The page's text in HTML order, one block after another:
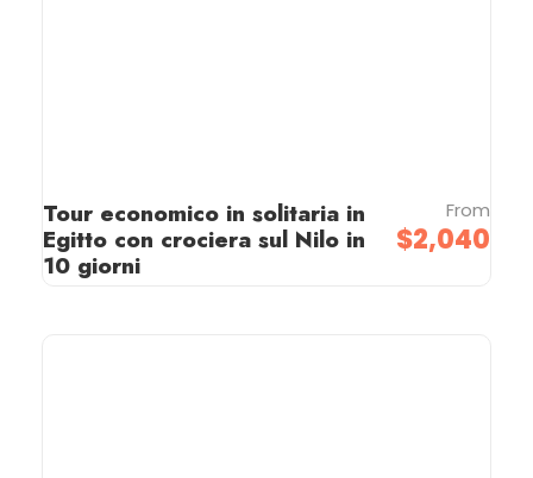
Tour economico in solitaria in
Egitto con crociera sul Nilo in
10 giorni
From
$2,040